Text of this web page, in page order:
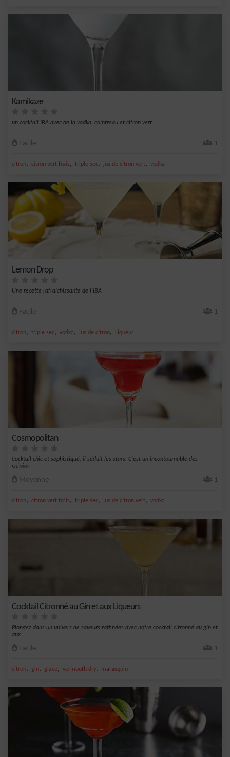
Kamikaze
un cocktail IBA avec de la vodka, cointreau et citron vert
Facile 1
citron, citron vert frais, triple sec, jus de citron vert, vodka
Lemon Drop
Une recette rafraichissante de l'IBA
Facile 1
citron, triple sec, vodka, jus de citron, Liqueur
Cosmopolitan
Cocktail chic et sophistiqué, il séduit les stars. C'est un incontournable des
soirées...
Moyenne 1
citron, citron vert frais, triple sec, jus de citron vert, vodka
Cocktail Citronné au Gin et aux Liqueurs
Plongez dans un univers de saveurs raffinées avec notre cocktail citronné au gin et
aux...
Facile 1
citron, gin, glace, vermouth dry, marasquin